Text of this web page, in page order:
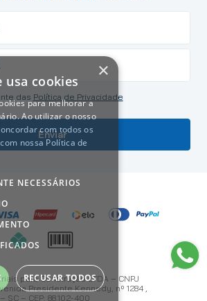
das Política de Privacidade
Enviar
para Construção LTDA – CNPJ
Presidente Kennedy, nº 1284 ,
– CEP: 88.102-400
×
usa cookies
para melhorar a
Ao utilizar o nosso
com todos os
nossa Política de
NECESSÁRIOS
RECUSAR TODOS